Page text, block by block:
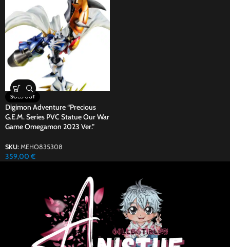
SOLD OUT
Digimon Adventure “Precious
G.E.M. Series PVC Statue Our War
Game Omegamon 2023 Ver.”
SKU: MEHO835308
359,00 €